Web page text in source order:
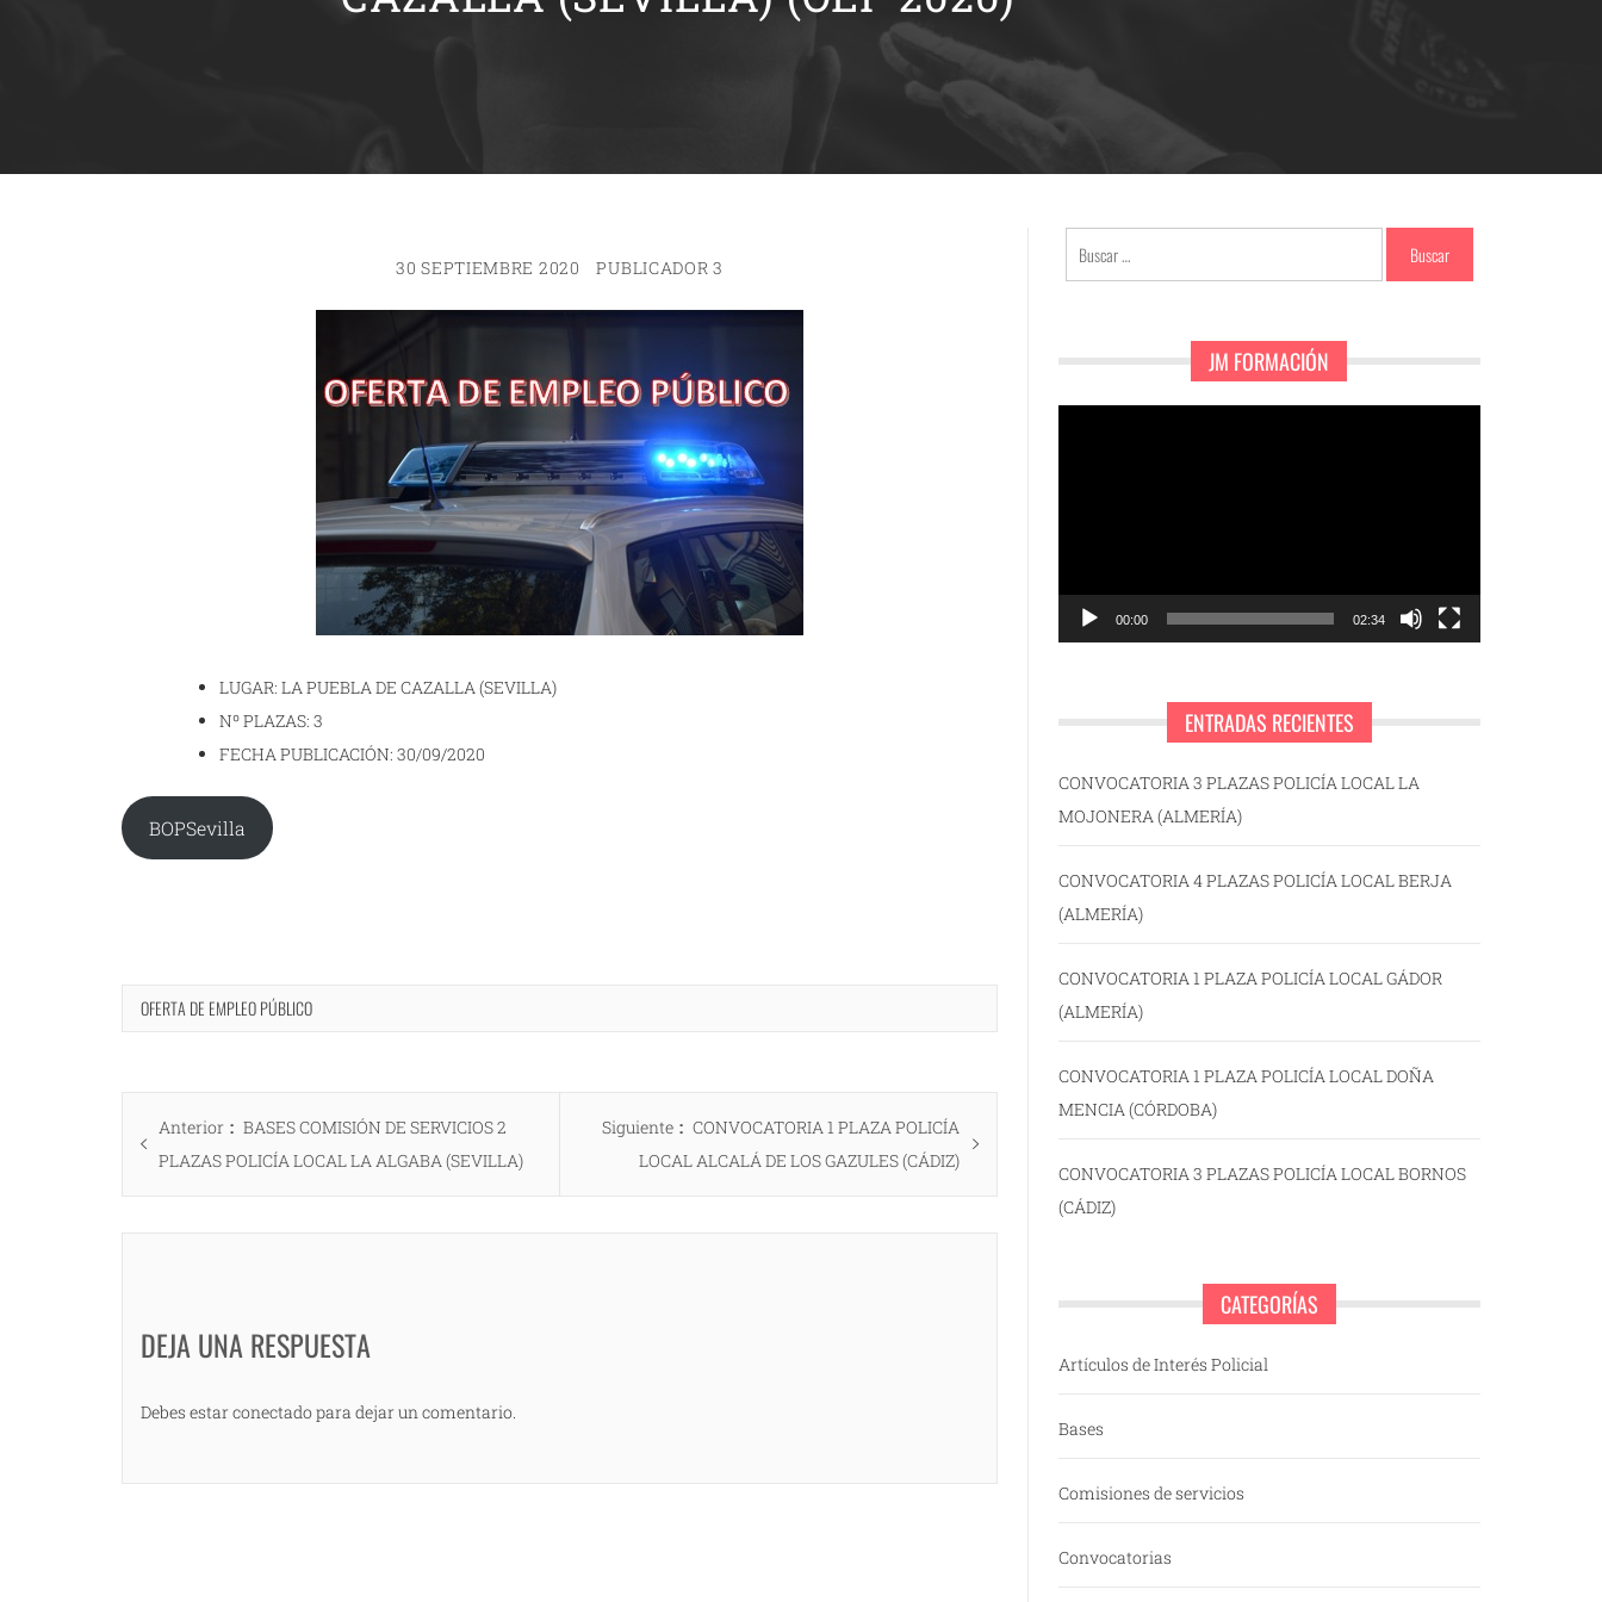
30 SEPTIEMBRE 2020 PUBLICADOR 3
LUGAR: LA PUEBLA DE CAZALLA (SEVILLA)
Nº PLAZAS: 3
FECHA PUBLICACIÓN: 30/09/2020
BOPSevilla
OFERTA DE EMPLEO PÚBLICO
Navegación
de Anterior
Entrada
anterior:
BASES COMISIÓN DE SERVICIOS 2
PLAZAS POLICÍA LOCAL LA ALGABA (SEVILLA)
Siguiente
Entrada
siguiente:
CONVOCATORIA 1 PLAZA POLICÍA
LOCAL ALCALÁ DE LOS GAZULES (CÁDIZ)
DEJA UNA RESPUESTA
Debes estar conectado para dejar un comentario.
Buscar:
JM FORMACIÓN
00:00 02:34
ENTRADAS RECIENTES
CONVOCATORIA 3 PLAZAS POLICÍA LOCAL LA
MOJONERA (ALMERÍA)
CONVOCATORIA 4 PLAZAS POLICÍA LOCAL BERJA
(ALMERÍA)
CONVOCATORIA 1 PLAZA POLICÍA LOCAL GÁDOR
(ALMERÍA)
CONVOCATORIA 1 PLAZA POLICÍA LOCAL DOÑA
MENCIA (CÓRDOBA)
CONVOCATORIA 3 PLAZAS POLICÍA LOCAL BORNOS
(CÁDIZ)
CATEGORÍAS
Artículos de Interés Policial
Bases
Comisiones de servicios
Convocatorias